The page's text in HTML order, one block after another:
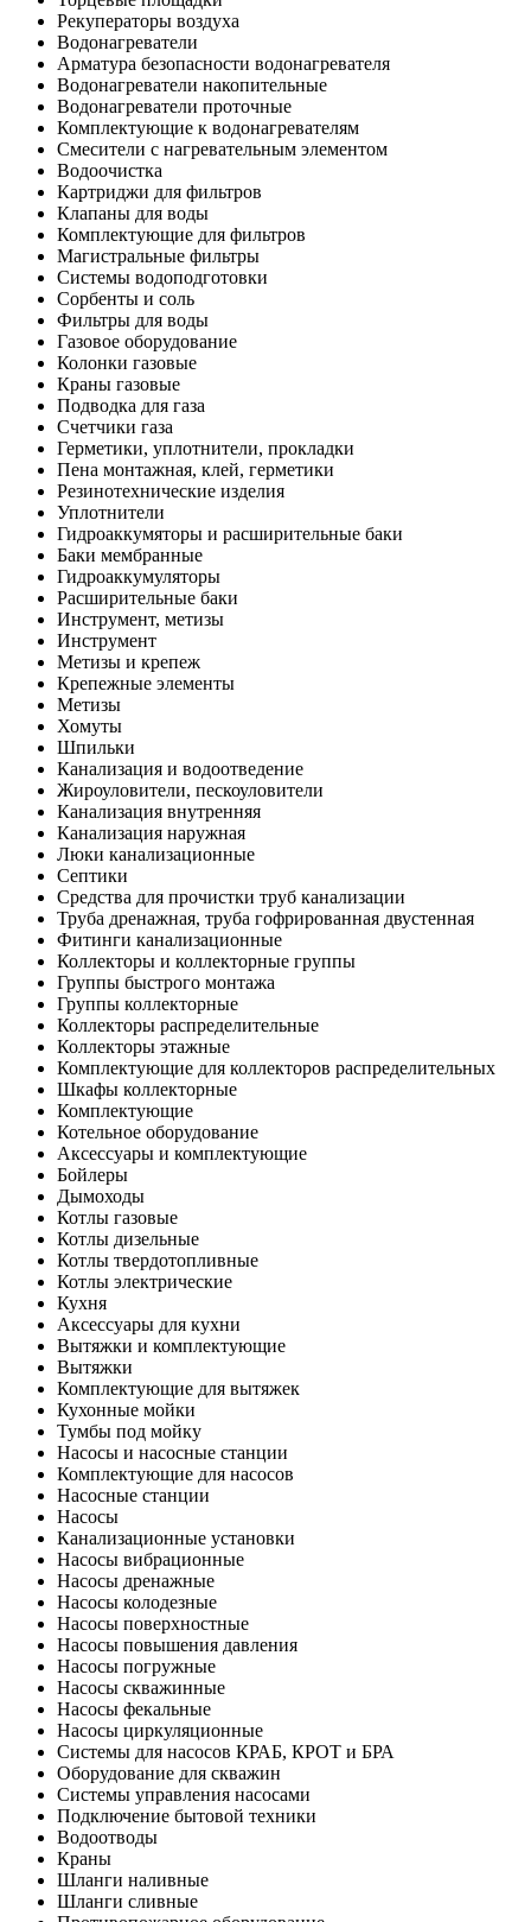
Рекуператоры воздуха
Водонагреватели
Арматура безопасности водонагревателя
Водонагреватели накопительные
Водонагреватели проточные
Комплектующие к водонагревателям
Смесители с нагревательным элементом
Водоочистка
Картриджи для фильтров
Клапаны для воды
Комплектующие для фильтров
Магистральные фильтры
Системы водоподготовки
Сорбенты и соль
Фильтры для воды
Газовое оборудование
Колонки газовые
Краны газовые
Подводка для газа
Счетчики газа
Герметики, уплотнители, прокладки
Пена монтажная, клей, герметики
Резинотехнические изделия
Уплотнители
Гидроаккумяторы и расширительные баки
Баки мембранные
Гидроаккумуляторы
Расширительные баки
Инструмент, метизы
Инструмент
Метизы и крепеж
Крепежные элементы
Метизы
Хомуты
Шпильки
Канализация и водоотведение
Жироуловители, пескоуловители
Канализация внутренняя
Канализация наружная
Люки канализационные
Септики
Средства для прочистки труб канализации
Труба дренажная, труба гофрированная двустенная
Фитинги канализационные
Коллекторы и коллекторные группы
Группы быстрого монтажа
Группы коллекторные
Коллекторы распределительные
Коллекторы этажные
Комплектующие для коллекторов распределительных
Шкафы коллекторные
Комплектующие
Котельное оборудование
Аксессуары и комплектующие
Бойлеры
Дымоходы
Котлы газовые
Котлы дизельные
Котлы твердотопливные
Котлы электрические
Кухня
Аксессуары для кухни
Вытяжки и комплектующие
Вытяжки
Комплектующие для вытяжек
Кухонные мойки
Тумбы под мойку
Насосы и насосные станции
Комплектующие для насосов
Насосные станции
Насосы
Канализационные установки
Насосы вибрационные
Насосы дренажные
Насосы колодезные
Насосы поверхностные
Насосы повышения давления
Насосы погружные
Насосы скважинные
Насосы фекальные
Насосы циркуляционные
Системы для насосов КРАБ, КРОТ и БРА
Оборудование для скважин
Системы управления насосами
Подключение бытовой техники
Водоотводы
Краны
Шланги наливные
Шланги сливные